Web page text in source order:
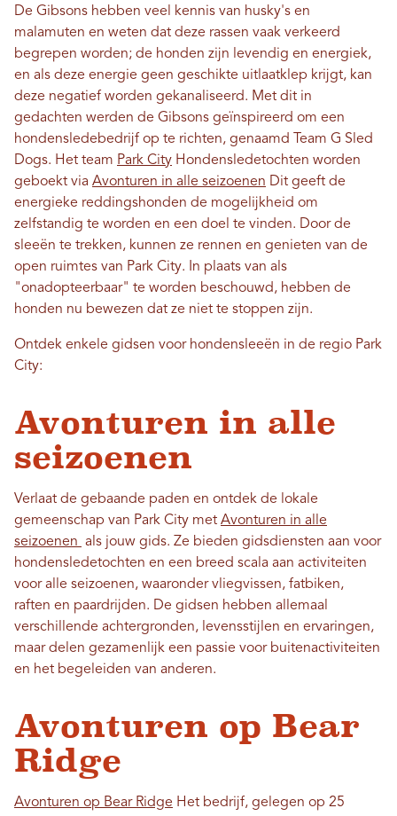
De Gibsons hebben veel kennis van husky's en
malamuten en weten dat deze rassen vaak verkeerd
begrepen worden; de honden zijn levendig en energiek,
en als deze energie geen geschikte uitlaatklep krijgt, kan
deze negatief worden gekanaliseerd. Met dit in
gedachten werden de Gibsons geïnspireerd om een ​​
hondensledebedrijf op te richten, genaamd Team G Sled
Dogs. Het team Park City Hondensledetochten worden
geboekt via Avonturen in alle seizoenen Dit geeft de
energieke reddingshonden de mogelijkheid om
zelfstandig te worden en een doel te vinden. Door de
sleeën te trekken, kunnen ze rennen en genieten van de
open ruimtes van Park City. In plaats van als
"onadopteerbaar" te worden beschouwd, hebben de
honden nu bewezen dat ze niet te stoppen zijn.
Ontdek enkele gidsen voor hondensleeën in de regio Park
City:
Avonturen in alle
seizoenen
Verlaat de gebaande paden en ontdek de lokale
gemeenschap van Park City met Avonturen in alle
seizoenen als jouw gids. Ze bieden gidsdiensten aan voor
hondensledetochten en een breed scala aan activiteiten
voor alle seizoenen, waaronder vliegvissen, fatbiken,
raften en paardrijden. De gidsen hebben allemaal
verschillende achtergronden, levensstijlen en ervaringen,
maar delen gezamenlijk een passie voor buitenactiviteiten
en het begeleiden van anderen.
Avonturen op Bear
Ridge
Avonturen op Bear Ridge Het bedrijf, gelegen op 25